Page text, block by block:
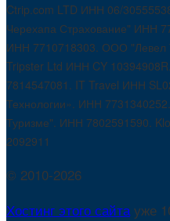
Ctrip.com LTD ИНН 06/
Черехапа Страхование" ИНН
ИНН 7710718303. ООО "Левел
Tripster Ltd ИНН CY
7814547081. IT Travel ИНН
Технологии». ИНН
Туризме". ИНН 7802591590.
2092911
© 2010-2026
Хостинг этого сайтауже